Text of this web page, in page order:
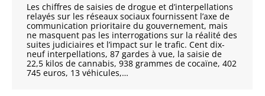
Les chiffres de saisies de drogue et d’interpellations
relayés sur les réseaux sociaux fournissent l’axe de
communication prioritaire du gouvernement, mais
ne masquent pas les interrogations sur la réalité des
suites judiciaires et l’impact sur le trafic. Cent dix-
neuf interpellations, 87 gardes à vue, la saisie de
22,5 kilos de cannabis, 938 grammes de cocaïne, 402
745 euros, 13 véhicules,…